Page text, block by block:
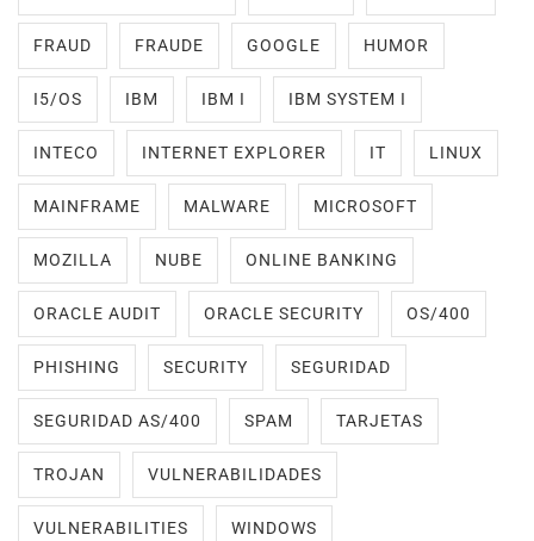
FRAUD FRAUDE GOOGLE HUMOR
I5/OS IBM IBM I IBM SYSTEM I
INTECO INTERNET EXPLORER IT LINUX
MAINFRAME MALWARE MICROSOFT
MOZILLA NUBE ONLINE BANKING
ORACLE AUDIT ORACLE SECURITY OS/400
PHISHING SECURITY SEGURIDAD
SEGURIDAD AS/400 SPAM TARJETAS
TROJAN VULNERABILIDADES
VULNERABILITIES WINDOWS